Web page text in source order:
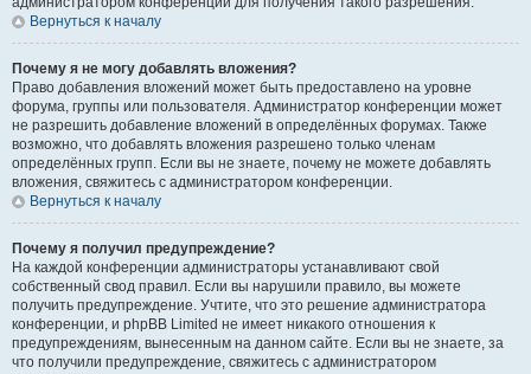
Вернуться к началу
Почему я не могу добавлять вложения?
Право добавления вложений может быть предоставлено на уровне
форума, группы или пользователя. Администратор конференции может
не разрешить добавление вложений в определённых форумах. Также
возможно, что добавлять вложения разрешено только членам
определённых групп. Если вы не знаете, почему не можете добавлять
вложения, свяжитесь с администратором конференции.
Вернуться к началу
Почему я получил предупреждение?
На каждой конференции администраторы устанавливают свой
собственный свод правил. Если вы нарушили правило, вы можете
получить предупреждение. Учтите, что это решение администратора
конференции, и phpBB Limited не имеет никакого отношения к
предупреждениям, вынесенным на данном сайте. Если вы не знаете, за
что получили предупреждение, свяжитесь с администратором